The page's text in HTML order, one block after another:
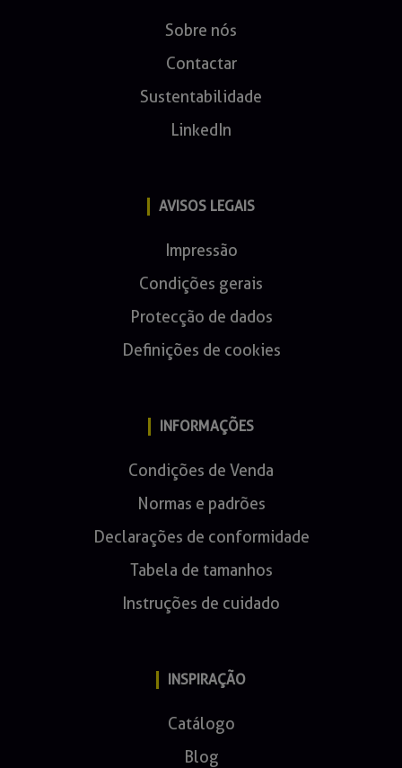
Sobre nós
Contactar
Sustentabilidade
LinkedIn
AVISOS LEGAIS
Impressão
Condições gerais
Protecção de dados
Definições de cookies
INFORMAÇÕES
Condições de Venda
Normas e padrões
Declarações de conformidade
Tabela de tamanhos
Instruções de cuidado
INSPIRAÇÃO
Catálogo
Blog